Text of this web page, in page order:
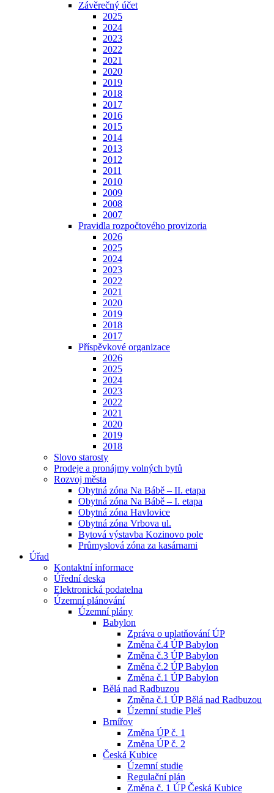
Závěrečný účet
2025
2024
2023
2022
2021
2020
2019
2018
2017
2016
2015
2014
2013
2012
2011
2010
2009
2008
2007
Pravidla rozpočtového provizoria
2026
2025
2024
2023
2022
2021
2020
2019
2018
2017
Příspěvkové organizace
2026
2025
2024
2023
2022
2021
2020
2019
2018
Slovo starosty
Prodeje a pronájmy volných bytů
Rozvoj města
Obytná zóna Na Bábě – II. etapa
Obytná zóna Na Bábě – I. etapa
Obytná zóna Havlovice
Obytná zóna Vrbova ul.
Bytová výstavba Kozinovo pole
Průmyslová zóna za kasárnami
Úřad
Kontaktní informace
Úřední deska
Elektronická podatelna
Územní plánování
Územní plány
Babylon
Zpráva o uplatňování ÚP
Změna č.4 ÚP Babylon
Změna č.3 ÚP Babylon
Změna č.2 ÚP Babylon
Změna č.1 ÚP Babylon
Bělá nad Radbuzou
Změna č.1 ÚP Bělá nad Radbuzou
Územní studie Pleš
Brnířov
Změna ÚP č. 1
Změna ÚP č. 2
Česká Kubice
Územní studie
Regulační plán
Změna č. 1 ÚP Česká Kubice